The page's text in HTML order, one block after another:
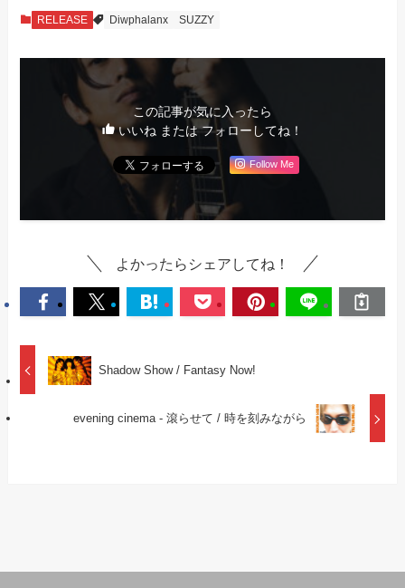
RELEASE Diwphalanx SUZZY
この記事が気に入ったら
いいね または フォローしてね！
Follow Me
よかったらシェアしてね！
Shadow Show / Fantasy Now!
evening cinema - 滾らせて / 時を刻みながら